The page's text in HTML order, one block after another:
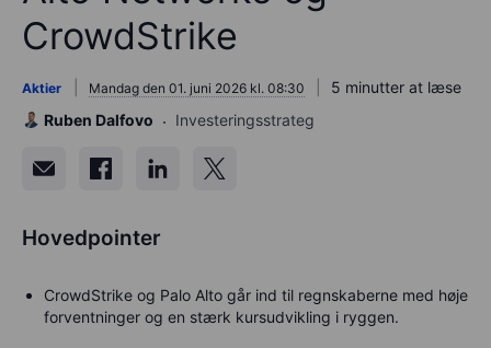
CrowdStrike
Aktier Mandag den 01. juni 2026 kl. 08:30
5 minutter at læse
Ruben Dalfovo
Investeringsstrateg
Hovedpointer
CrowdStrike og Palo Alto går ind til regnskaberne med høje
forventninger og en stærk kursudvikling i ryggen.